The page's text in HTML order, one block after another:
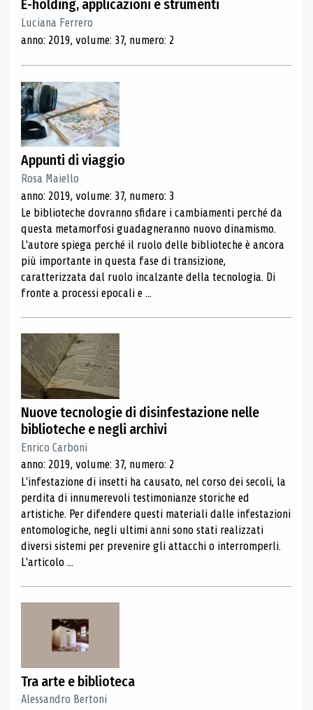
E-holding, applicazioni e strumenti
Luciana Ferrero
anno: 2019, volume: 37, numero: 2
Appunti di viaggio
Rosa Maiello
anno: 2019, volume: 37, numero: 3
Le biblioteche dovranno sfidare i cambiamenti perché da
questa metamorfosi guadagneranno nuovo dinamismo.
L'autore spiega perché il ruolo delle biblioteche è ancora
più importante in questa fase di transizione,
caratterizzata dal ruolo incalzante della tecnologia. Di
fronte a processi epocali e ...
Nuove tecnologie di disinfestazione nelle
biblioteche e negli archivi
Enrico Carboni
anno: 2019, volume: 37, numero: 2
L'infestazione di insetti ha causato, nel corso dei secoli, la
perdita di innumerevoli testimonianze storiche ed
artistiche. Per difendere questi materiali dalle infestazioni
entomologiche, negli ultimi anni sono stati realizzati
diversi sistemi per prevenire gli attacchi o interromperli.
L'articolo ...
Tra arte e biblioteca
Alessandro Bertoni